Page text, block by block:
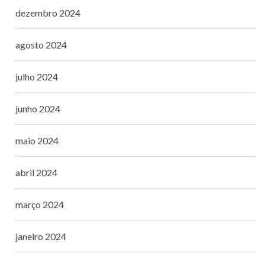
dezembro 2024
agosto 2024
julho 2024
junho 2024
maio 2024
abril 2024
março 2024
janeiro 2024